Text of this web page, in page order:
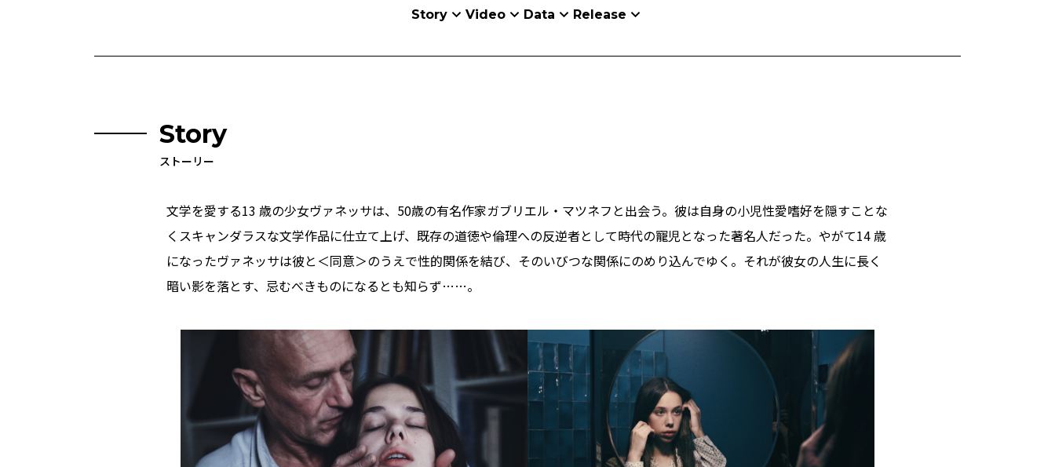
Story Video Data Release
Story
ストーリー
文学を愛する13 歳の少女ヴァネッサは、50歳の有名作家ガブリエル・マツネフと出会う。彼は自身の小児性愛嗜好を隠すことな
くスキャンダラスな文学作品に仕立て上げ、既存の道徳や倫理への反逆者として時代の寵児となった著名人だった。やがて14 歳
になったヴァネッサは彼と＜同意＞のうえで性的関係を結び、そのいびつな関係にのめり込んでゆく。それが彼女の人生に長く
暗い影を落とす、忌むべきものになるとも知らず……。